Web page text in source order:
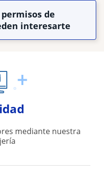
de
interesarte
mediante nuestra